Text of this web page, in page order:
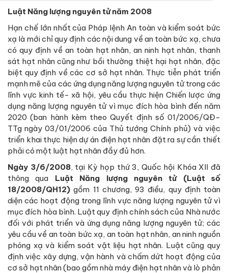
Luật Năng lượng nguyên tử năm 2008
Hạn chế lớn nhất của Pháp lệnh An toàn và kiểm soát bức
xạ là mới chỉ quy định các nội dung về an toàn bức xạ, chưa
có quy định về an toàn hạt nhân, an ninh hạt nhân, thanh
sát hạt nhân cũng như bồi thường thiệt hại hạt nhân, đặc
biệt quy định về các cơ sở hạt nhân. Thực tiễn phát triển
mạnh mẽ của các ứng dụng năng lượng nguyên tử trong các
lĩnh vực kinh tế- xã hội, yêu cầu thực hiện Chiến lược ứng
dụng năng lượng nguyên tử vì mục đích hòa bình đến năm
2020 (ban hành kèm theo Quyết định số 01/2006/QĐ-
TTg ngày 03/01/2006 của Thủ tướng Chính phủ) và việc
triển khai thực hiện dự án điện hạt nhân đặt ra sự cần thiết
phải có một luật hạt nhân đầy đủ hơn.
Ngày 3/6/2008, tại Kỳ họp thứ 3, Quốc hội Khóa XII đã
thông qua Luật Năng lượng nguyên tử
(Luật số
18/2008/QH12) gồm 11 chương, 93 điều, quy định toàn
diện các hoạt động trong lĩnh vực năng lượng nguyên tử vì
mục đích hòa bình. Luật quy định chính sách của Nhà nước
đối với phát triển và ứng dụng năng lượng nguyên tử; các
yêu cầu về an toàn bức xạ, an toàn hạt nhân, an ninh nguồn
phóng xạ và kiểm soát vật liệu hạt nhân. Luật cũng quy
định việc xây dựng, vận hành và chấm dứt hoạt động của
cơ sở hạt nhân (bao gồm nhà máy điện hạt nhân và lò phản